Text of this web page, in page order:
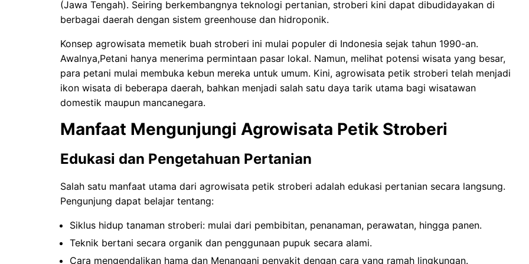
(Jawa Tengah). Seiring berkembangnya teknologi pertanian, stroberi kini dapat dibudidayakan di
berbagai daerah dengan sistem greenhouse dan hidroponik.
Konsep agrowisata memetik buah stroberi ini mulai populer di Indonesia sejak tahun 1990-an.
Awalnya,Petani hanya menerima permintaan pasar lokal. Namun, melihat potensi wisata yang besar,
para petani mulai membuka kebun mereka untuk umum. Kini, agrowisata petik stroberi telah menjadi
ikon wisata di beberapa daerah, bahkan menjadi salah satu daya tarik utama bagi wisatawan
domestik maupun mancanegara.
Manfaat Mengunjungi Agrowisata Petik Stroberi
Edukasi dan Pengetahuan Pertanian
Salah satu manfaat utama dari agrowisata petik stroberi adalah edukasi pertanian secara langsung.
Pengunjung dapat belajar tentang:
Siklus hidup tanaman stroberi: mulai dari pembibitan, penanaman, perawatan, hingga panen.
Teknik bertani secara organik dan penggunaan pupuk secara alami.
Cara mengendalikan hama dan Menangani penyakit dengan cara yang ramah lingkungan.